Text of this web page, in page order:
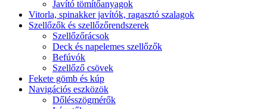
Javító tömítőanyagok
Vitorla, spinakker javítók, ragasztó szalagok
Szellőzők és szellőzőrendszerek
Szellőzőrácsok
Deck és napelemes szellőzők
Befúvók
Szellőző csövek
Fekete gömb és kúp
Navigációs eszközök
Dőlésszögmérők